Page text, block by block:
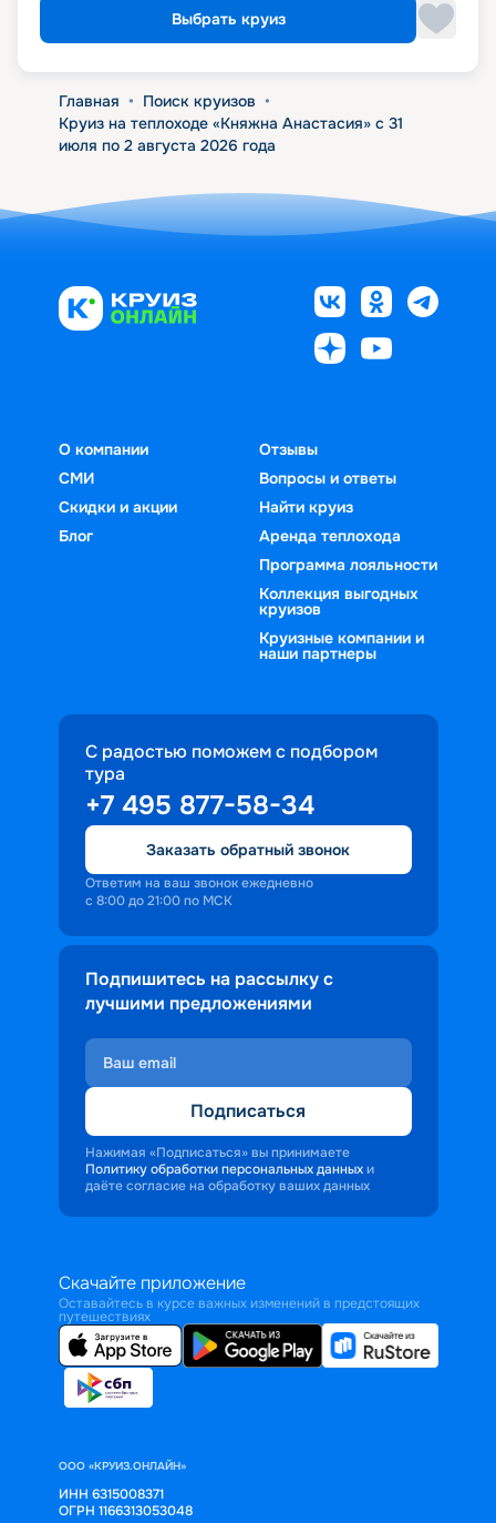
Выбрать круиз
Главная • Поиск круизов •
Круиз на теплоходе «Княжна Анастасия» с 31
июля по 2 августа 2026 года
О компании
СМИ
Скидки и акции
Блог
Отзывы
Вопросы и ответы
Найти круиз
Аренда теплохода
Программа лояльности
Коллекция выгодных
круизов
Круизные компании и
наши партнеры
С радостью поможем с подбором
тура
+7 495 877-58-34
Заказать обратный звонок
Ответим на ваш звонок ежедневно
с 8:00 до 21:00 по МСК
Подпишитесь на рассылку с
лучшими предложениями
Подписаться
Нажимая «Подписаться» вы принимаете
Политику обработки персональных данных и
даёте согласие на обработку ваших данных
Скачайте приложение
Оставайтесь в курсе важных изменений в предстоящих
путешествиях
ООО «КРУИЗ.ОНЛАЙН»
ИНН 6315008371
ОГРН 1166313053048